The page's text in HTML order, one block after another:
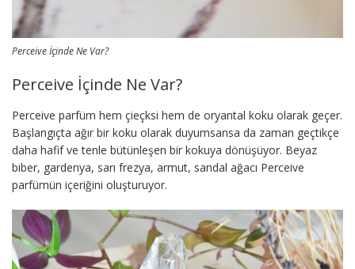
Perceive İçinde Ne Var?
Perceive İçinde Ne Var?
Perceive parfüm hem çieçksi hem de oryantal koku olarak geçer.
Başlangıçta ağır bir koku olarak duyumsansa da zaman geçtikçe
daha hafif ve tenle bütünleşen bir kokuya dönüşüyor. Beyaz
biber, gardenya, sarı frezya, armut, sandal ağacı Perceive
parfümün içeriğini oluşturuyor.